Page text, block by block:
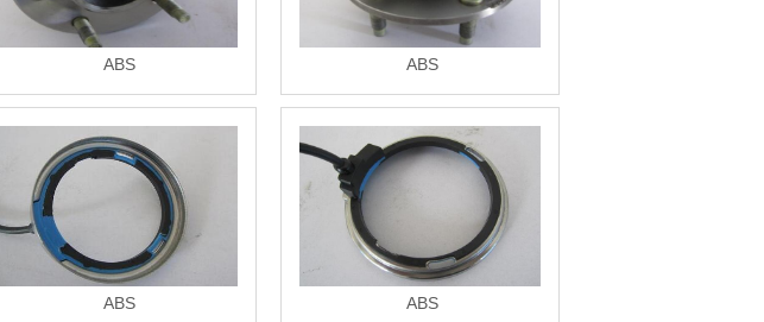
ABS ABS
ABS ABS